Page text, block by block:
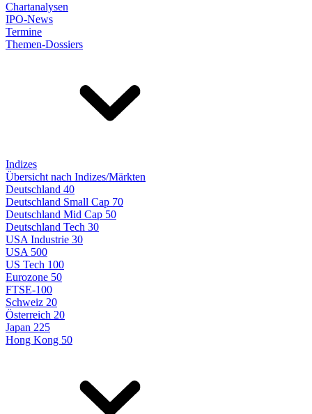
Chartanalysen
IPO-News
Termine
Themen-Dossiers
Indizes
Übersicht nach Indizes/Märkten
Deutschland 40
Deutschland Small Cap 70
Deutschland Mid Cap 50
Deutschland Tech 30
USA Industrie 30
USA 500
US Tech 100
Eurozone 50
FTSE-100
Schweiz 20
Österreich 20
Japan 225
Hong Kong 50